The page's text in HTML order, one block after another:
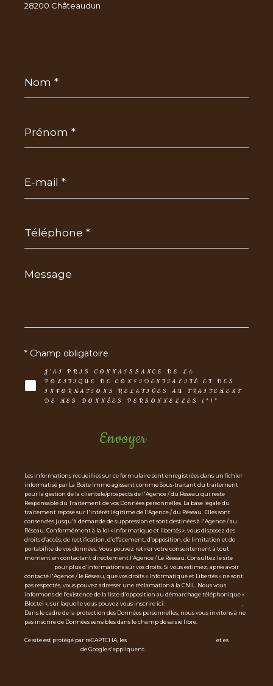
28200 Châteaudun
*
*
mail
*
Message
*
J'AI PRIS CONNAISSANCE DE LA
POLITIQUE DE CONFIDENTIALITÉ ET DES
INFORMATIONS RELATIVES AU TRAITEMENT
DE MES DONNÉES PERSONNELLES (*)*
* Champ obligatoire
Envoyer
Les informations recueillies sur ce formulaire sont enregistrées dans un fichier
informatisé par La Boite Immo agissant comme Sous-traitant du traitement
pour la gestion de la clientèle/prospects de l'Agence / du Réseau qui reste
Responsable du Traitement de vos Données personnelles. La base légale du
traitement repose sur l'intérêt légitime de l'Agence / du Réseau. Elles sont
conservées jusqu'à demande de suppression et sont destinées à l'Agence / au
Réseau. Conformément à la loi « informatique et libertés », vous disposez des
droits d’accès, de rectification, d’effacement, d’opposition, de limitation et de
portabilité de vos données. Vous pouvez retirer votre consentement à tout
moment en contactant directement l’Agence / Le Réseau. Consultez le site
pour plus d’informations sur vos droits. Si vous estimez, après avoir
contacté l'Agence / le Réseau, que vos droits « Informatique et Libertés » ne sont
pas respectés, vous pouvez adresser une réclamation à la CNIL. Nous vous
informons de l’existence de la liste d'opposition au démarchage téléphonique «
Bloctel », sur laquelle vous pouvez vous inscrire ici :
Dans le cadre de la protection des Données personnelles, nous vous invitons à ne
pas inscrire de Données sensibles dans le champ de saisie libre.
Ce site est protégé par reCAPTCHA, les et es
de Google s'appliquent.